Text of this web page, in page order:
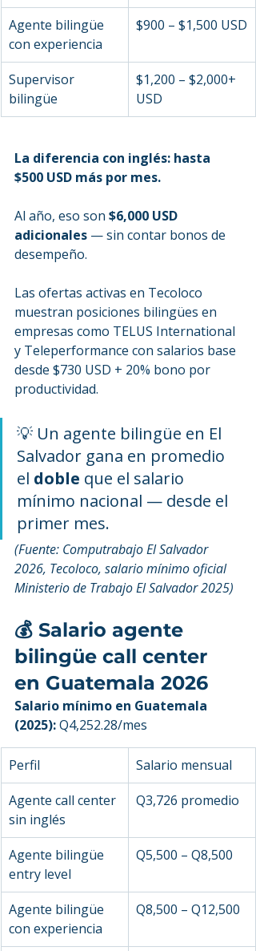
Agente bilingüe
con experiencia
$900 – $1,500 USD
Supervisor
bilingüe
$1,200 – $2,000+
USD
La diferencia con inglés: hasta
$500 USD más por mes.
Al año, eso son $6,000 USD
adicionales — sin contar bonos de
desempeño.
Las ofertas activas en Tecoloco
muestran posiciones bilingües en
empresas como TELUS International
y Teleperformance con salarios base
desde $730 USD + 20% bono por
productividad.
💡 Un agente bilingüe en El
Salvador gana en promedio
el doble que el salario
mínimo nacional — desde el
primer mes.
(Fuente: Computrabajo El Salvador
2026, Tecoloco, salario mínimo oficial
Ministerio de Trabajo El Salvador 2025)
💰 Salario agente
bilingüe call center
en Guatemala 2026
Salario mínimo en Guatemala
(2025): Q4,252.28/mes
Perfil
Salario mensual
Agente call center
sin inglés
Q3,726 promedio
Agente bilingüe
entry level
Q5,500 – Q8,500
Agente bilingüe
con experiencia
Q8,500 – Q12,500